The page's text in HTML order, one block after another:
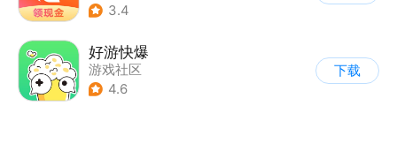
3.4
好游快爆
游戏社区
4.6
下载